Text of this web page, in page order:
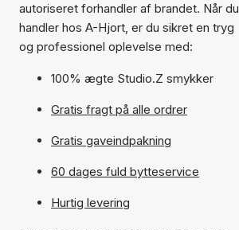
autoriseret forhandler af brandet. Når du
handler hos A-Hjort, er du sikret en tryg
og professionel oplevelse med:
100% ægte Studio.Z smykker
Gratis fragt på alle ordrer
Gratis gaveindpakning
60 dages fuld bytteservice
Hurtig levering